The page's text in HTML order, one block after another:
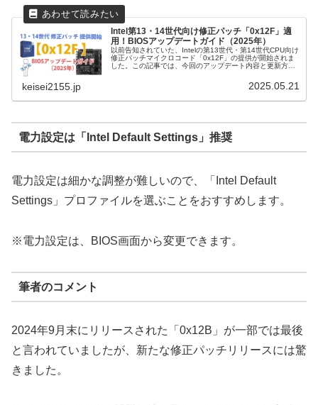
Intel第13・14世代向け修正パッチ「0x12F」適
用！BIOSアップデートガイド（2025年）
以前告知されていた、Intelの第13世代・第14世代CPU向け
修正パッチマイクロコード「0x12F」の提供が開始されま
した。この記事では、今回のアップデート内容と更新方法
keisei2155.jp 2025.05.21
電力設定は「Intel Default Settings」推奨
電力設定は細かな調整が難しいので、「Intel Default
Settings」プロファイルを選ぶことをおすすめします。
※電力設定は、BIOS画面から変更できます。
筆者のコメント
2024年9月末にリリースされた「0x12B」が一部では最後
と言われていましたが、新たな修正パッチリリースには驚
きました。